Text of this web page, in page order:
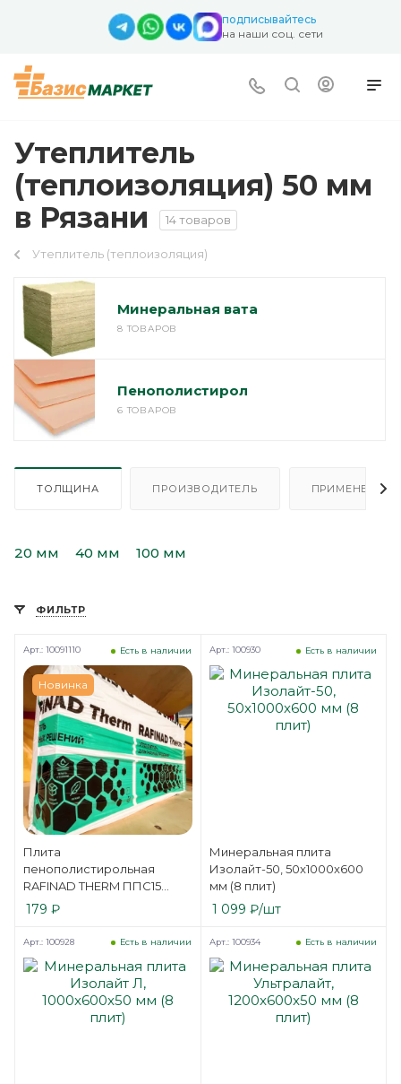
подписывайтесь
на наши соц. сети
Утеплитель
(теплоизоляция) 50 мм
в Рязани
14 товаров
Утеплитель (теплоизоляция)
Минеральная вата
8 ТОВАРОВ
Пенополистирол
6 ТОВАРОВ
ТОЛЩИНА ПРОИЗВОДИТЕЛЬ ПРИМЕНЕНИЕ
20 мм 40 мм 100 мм
ФИЛЬТР
Новинка
Плита
пенополистирольная
RAFINAD THERM ППС15
1200х600х50 мм (6 плит)
Есть в наличии
Арт.: 10091110
179 ₽
Минеральная плита
Изолайт-50, 50x1000x600
мм (8 плит)
Есть в наличии
Арт.: 100930
1 099 ₽/шт
Есть в наличии
Арт.: 100928 Есть в наличии
Арт.: 100934